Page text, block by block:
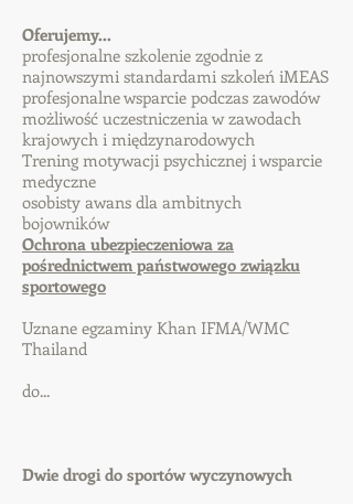
Oferujemy...
profesjonalne szkolenie zgodnie z
najnowszymi standardami szkoleń iMEAS
profesjonalne wsparcie podczas zawodów
możliwość uczestniczenia w zawodach
krajowych i międzynarodowych
Trening motywacji psychicznej i wsparcie
medyczne
osobisty awans dla ambitnych
bojowników
Ochrona ubezpieczeniowa za
pośrednictwem państwowego związku
sportowego
Uznane egzaminy Khan IFMA/WMC
Thailand
do...
Dwie drogi do sportów wyczynowych